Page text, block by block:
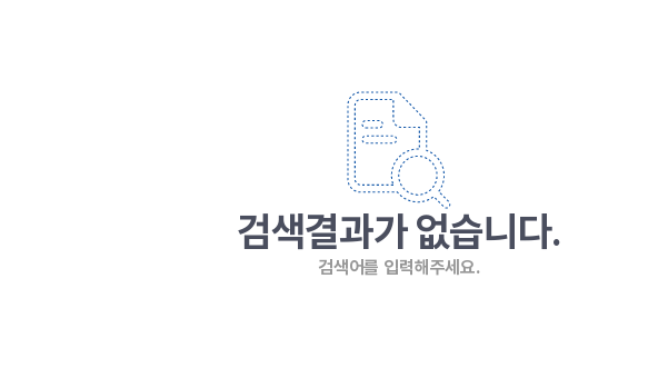
검색결과가 없습니다.
검색어를 입력해주세요.